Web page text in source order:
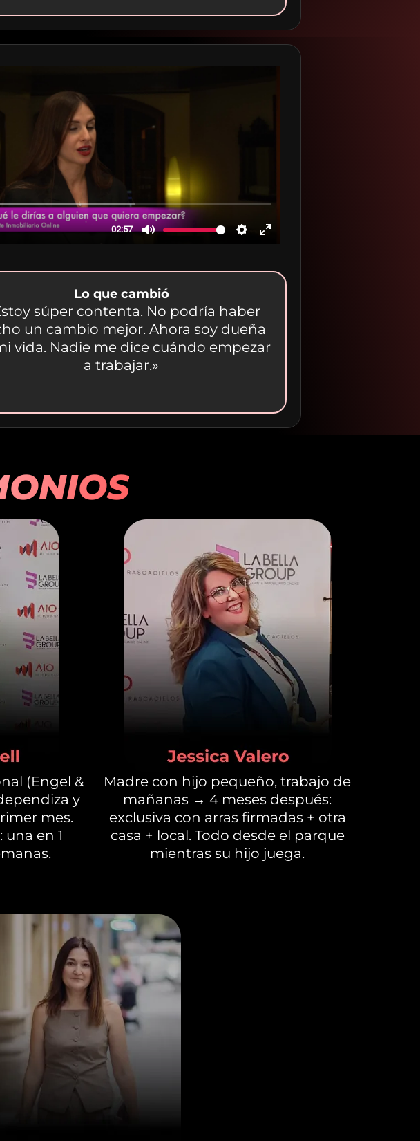
Lo que cambió
súper contenta. No podría haber
un cambio mejor. Ahora soy dueña
vida. Nadie me dice cuándo empezar
a trabajar.»
(Engel &
y
mes.
en 1
Madre con hijo pequeño, trabajo de
mañanas → 4 meses después:
exclusiva con arras firmadas + otra
casa + local. Todo desde el parque
mientras su hijo juega.